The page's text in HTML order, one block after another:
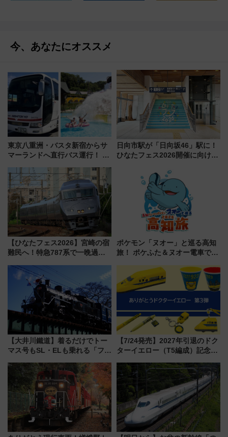
今、あなたにオススメ
東京八重洲・バスタ新宿からサ
マーランドへ直行バス運行！ お
推し活を楽しもう！（2026年
8/1～31）
日向市駅が「日向坂46」駅に！
ひなたフェス2026開催に向けJR
全力応援 夜行列車「ドリーム
おひさま号」も走る
【ひなたフェス2026】宮崎の宿
難民へ！特急787系で一晩過ご
ローおひさま」が救世主に？
ポケモン「ヌオー」と巡る高知
旅！ ポケふた＆ヌオー電車で楽
路の絶景と絶品グルメを満喫！
（7月18日スタート）
【大井川鐵道】着るだけでトー
マス号もSL・ELも乗れる「フリ
受注販売
【7/24発売】2027年引退のドク
ターイエロー（T5編成）記念グ
送の目覚まし時計など通販・販
売店舗まとめ